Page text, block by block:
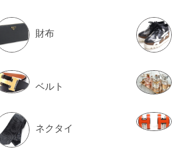
財布
ベルト
ネクタイ